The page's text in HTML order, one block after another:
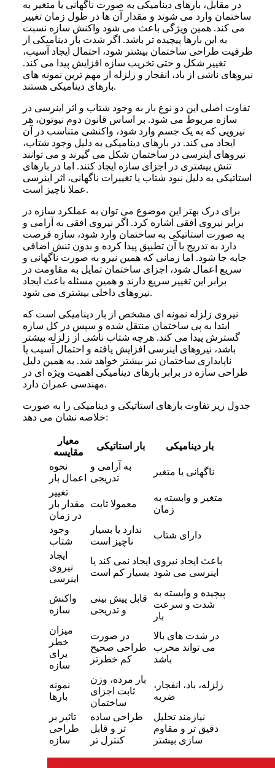
در مقابل، بارهای دینامیکی به صورت ناگهانی یا متغیر به
ساختمان وارد می شوند و مقدار آن ها در طول زمان تغییر
می کند. همین ویژگی باعث می شود واکنش سازه نسبت
به این بارها پیچیده تر باشد. اگر شدت بار دینامیکی از
ظرفیت طراحی ساختمان بیشتر شود، احتمال ایجاد آسیب،
تغییر شکل و حتی تخریب سازه افزایش پیدا می کند.
نیروهای ناشی از باد، انفجار و زلزله از مهم ترین نمونه های
بارهای دینامیکی هستند.
تفاوت اصلی این دو نوع بار به وجود شتاب و اثر اینرسی در
سازه مربوط می شود. بر اساس قانون دوم نیوتون، هر
نیرویی که به یک جسم وارد شود، واکنشی متناسب در آن
ایجاد می کند. در بارهای دینامیکی به دلیل وجود شتاب،
نیروهای اینرسی در ساختمان شکل می گیرند و می توانند
تنش بیشتری در اجزای سازه ایجاد کنند. اما در بارهای
استاتیکی به دلیل نبود شتاب یا تغییرات ناگهانی، اثر اینرسی
عملا ناچیز است.
برای درک بهتر این موضوع می توان به عملکرد سازه در
برابر نیروی افقی اشاره کرد. اگر نیروی افقی به آرامی و
به صورت استاتیکی به ساختمان وارد شود، سازه فرصت
دارد به تدریج با آن تطبیق پیدا کرده و بدون تنش اضافی
جابه جا شود. اما زمانی که همین نیرو به صورت ناگهانی و
سریع اعمال شود، اجزای ساختمان تمایل به مقاومت در
برابر این تغییر سریع دارند و همین مسئله باعث ایجاد
نیروهای داخلی بیشتری می شود.
نیروی زلزله نمونه ای مشخص از بار دینامیکی است که
ابتدا به پی ساختمان منتقل شده و سپس در کل سازه
گسترش پیدا می کند. هرچه شتاب ناشی از زلزله بیشتر
باشد، نیروهای اینرسی افزایش یافته و احتمال آسیب یا
ناپایداری ساختمان نیز بیشتر خواهد شد. به همین دلیل
طراحی سازه در برابر بارهای دینامیکی اهمیت ویژه ای در
مهندسی عمران دارد.
جدول زیر تفاوت بارهای استاتیکی و دینامیکی را به صورت
خلاصه نشان می دهد:
معیار
مقایسه
بار استاتیکی
بار دینامیکی
نحوه
اعمال بار
به آرامی و
تدریجی
ناگهانی یا متغیر
تغییر
مقدار بار
در زمان
معمولا ثابت
متغیر و وابسته به
زمان
وجود
شتاب
ندارد یا بسیار
ناچیز است
دارای شتاب
ایجاد
نیروی
اینرسی
ایجاد نمی کند یا
بسیار کم است
باعث ایجاد نیروی
اینرسی می شود
واکنش
سازه
قابل پیش بینی
و تدریجی
پیچیده و وابسته به
شدت و سرعت
بار
میزان
خطر
برای
سازه
در صورت
طراحی صحیح
کم خطرتر
در شدت های بالا
می تواند مخرب
باشد
نمونه
بارها
بار مرده، وزن
ثابت اجزای
ساختمان
زلزله، باد، انفجار،
ضربه
تاثیر بر
طراحی
سازه
طراحی ساده
تر و قابل
کنترل تر
نیازمند تحلیل
دقیق تر و مقاوم
سازی بیشتر